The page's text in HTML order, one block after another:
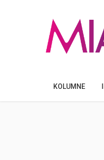
KOLUMNE